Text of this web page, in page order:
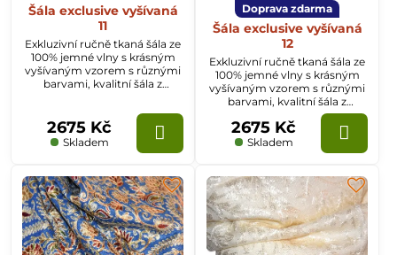
Šála exclusive vyšívaná
11
Exkluzivní ručně tkaná šála ze
100% jemné vlny s krásným
vyšívaným vzorem s různými
barvami, kvalitní šála z
Skladem
2675 Kč
Doprava zdarma
Šála exclusive vyšívaná
12
Exkluzivní ručně tkaná šála ze
100% jemné vlny s krásným
vyšívaným vzorem s různými
barvami, kvalitní šála z
Kašmíru o rozměru
70x200cm.
Skladem
2675 Kč